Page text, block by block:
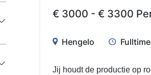
€ 3000 - € 3300
Hengelo Fulltime
Jij houdt de productie op